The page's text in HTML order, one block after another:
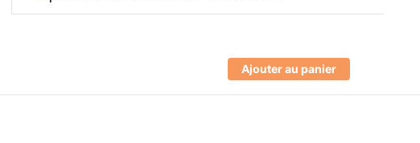
Ajouter au panier